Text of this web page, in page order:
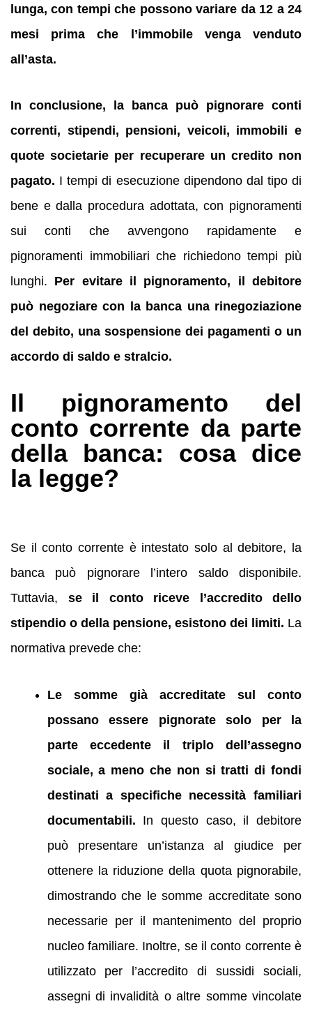
lunga, con tempi che possono variare da 12 a 24
mesi prima che l’immobile venga venduto
all’asta.
In conclusione, la banca può pignorare conti
correnti, stipendi, pensioni, veicoli, immobili e
quote societarie per recuperare un credito non
pagato. I tempi di esecuzione dipendono dal tipo di
bene e dalla procedura adottata, con pignoramenti
sui conti che avvengono rapidamente e
pignoramenti immobiliari che richiedono tempi più
lunghi. Per evitare il pignoramento, il debitore
può negoziare con la banca una rinegoziazione
del debito, una sospensione dei pagamenti o un
accordo di saldo e stralcio.
Il pignoramento del
conto corrente da parte
della banca: cosa dice
la legge?
Se il conto corrente è intestato solo al debitore, la
banca può pignorare l’intero saldo disponibile.
Tuttavia, se il conto riceve l’accredito dello
stipendio o della pensione, esistono dei limiti. La
normativa prevede che:
Le somme già accreditate sul conto
possano essere pignorate solo per la
parte eccedente il triplo dell’assegno
sociale, a meno che non si tratti di fondi
destinati a specifiche necessità familiari
documentabili. In questo caso, il debitore
può presentare un’istanza al giudice per
ottenere la riduzione della quota pignorabile,
dimostrando che le somme accreditate sono
necessarie per il mantenimento del proprio
nucleo familiare. Inoltre, se il conto corrente è
utilizzato per l’accredito di sussidi sociali,
assegni di invalidità o altre somme vincolate